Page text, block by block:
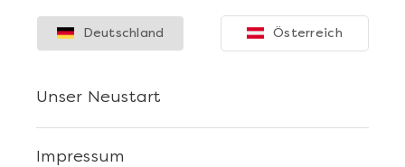
Impressum
Unser Neustart
Deutschland Österreich